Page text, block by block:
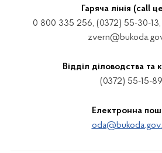
Гаряча лінія (call
0 800 335 256, (0372) 55-30-
Відділ діловодства та
(0372) 55-15-89
Електронна